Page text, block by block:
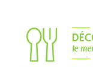
le